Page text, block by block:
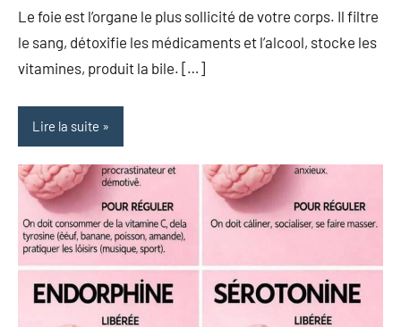
Le foie est l’organe le plus sollicité de votre corps. Il filtre
le sang, détoxifie les médicaments et l’alcool, stocke les
vitamines, produit la bile. […]
Lire la suite